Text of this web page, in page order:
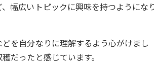
幅広いトピックに興味を持つようにな
を自分なりに理解するよう心がけまし
だったと感じています。